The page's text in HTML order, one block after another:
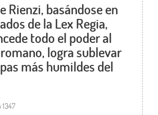
Rienzi, basándose en
de la Lex Regia,
todo el poder al
logra sublevar
más humildes del